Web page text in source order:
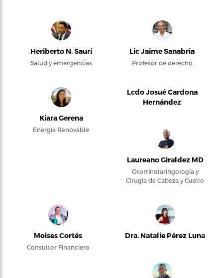
Heriberto N. Saurí
Salud y emergencias
Lic Jaime Sanabria
Profesor de derecho
Kiara Gerena
Energía Renovable
Lcdo Josué Cardona
Hernández
Laureano Giraldez MD
Otorrinolaringología y
Cirugía de Cabeza y Cuello
Moises Cortés
Consultor Financiero
Dra. Natalie Pérez Luna